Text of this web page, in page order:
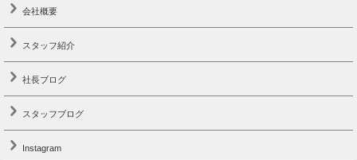
会社概要
スタッフ紹介
社長ブログ
スタッフブログ
Instagram